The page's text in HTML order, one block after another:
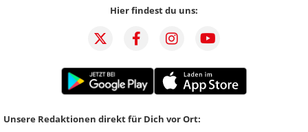
Hier findest du uns:
Unsere Redaktionen direkt für Dich vor Ort: